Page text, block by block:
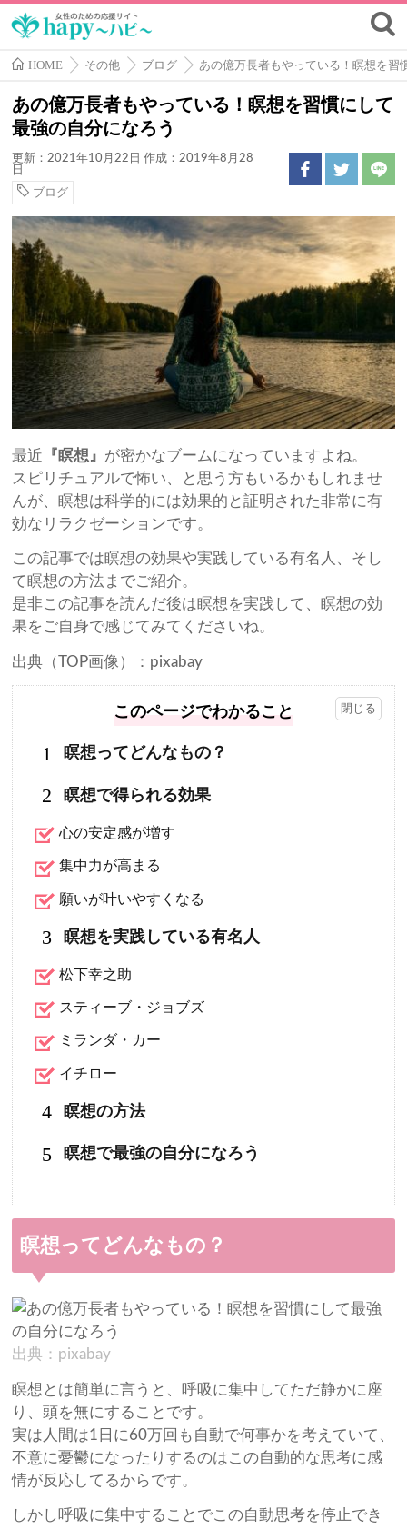
HOME その他 ブログ あの億万長者もやっている！瞑想を習
あの億万長者もやっている！瞑想を習慣にして
最強の自分になろう
更新：2021年10月22日 作成：2019年8月28
日
ブログ
最近 『瞑想』 が密かなブームになっていますよね。
スピリチュアルで怖い、と思う方もいるかもしれませ
んが、瞑想は科学的には効果的と証明された非常に有
効なリラクゼーションです。
この記事では瞑想の効果や実践している有名人、そし
て瞑想の方法までご紹介。
是非この記事を読んだ後は瞑想を実践して、瞑想の効
果をご自身で感じてみてくださいね。
出典（TOP画像）：pixabay
このページでわかること
1 瞑想ってどんなもの？
2 瞑想で得られる効果
心の安定感が増す
集中力が高まる
願いが叶いやすくなる
3 瞑想を実践している有名人
松下幸之助
スティーブ・ジョブズ
ミランダ・カー
イチロー
4 瞑想の方法
5 瞑想で最強の自分になろう
瞑想ってどんなもの？
出典：pixabay
瞑想とは簡単に言うと、呼吸に集中してただ静かに座
り、頭を無にすることです。
実は人間は1日に60万回も自動で何事かを考えていて、
不意に憂鬱になったりするのはこの自動的な思考に感
情が反応してるからです。
しかし呼吸に集中することでこの自動思考を停止でき